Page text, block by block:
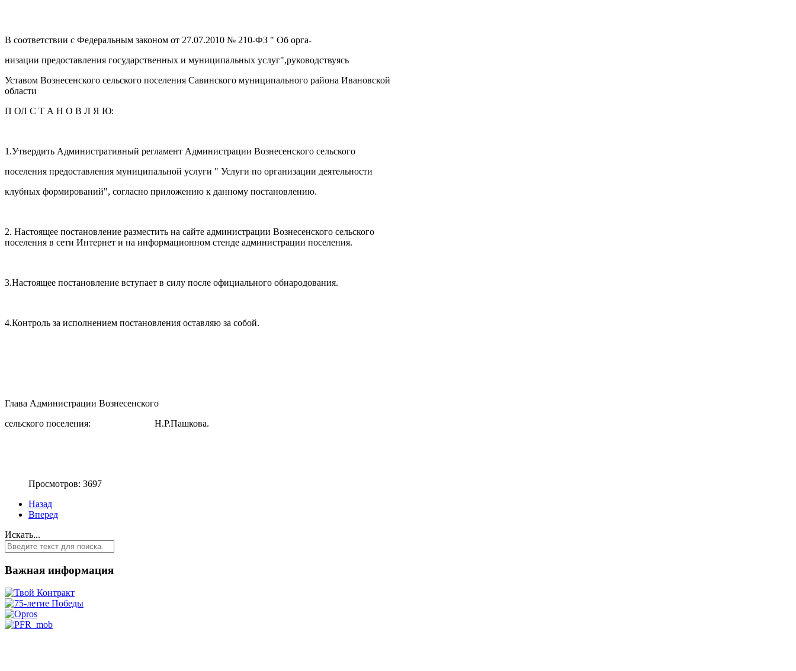
В соответствии с Федеральным законом от 27.07.2010 № 210-ФЗ " Об орга-
низации предоставления государственных и муниципальных услуг",руководствуясь
Уставом Вознесенского сельского поселения Савинского муниципального района Ивановской
области
П ОЛ С Т А Н О В Л Я Ю:
1.Утвердить Административный регламент Администрации Вознесенского сельского
поселения предоставления муниципальной услуги " Услуги по организации деятельности
клубных формирований", согласно приложению к данному постановлению.
2. Настоящее постановление разместить на сайте администрации Вознесенского сельского
поселения в сети Интернет и на информационном стенде администрации поселения.
3.Настоящее постановление вступает в силу после официального обнародования.
4.Контроль за исполнением постановления оставляю за собой.
Глава Администрации Вознесенского
сельского поселения: Н.Р.Пашкова.
Просмотров: 3697
Назад
Вперед
Искать...
Важная информация